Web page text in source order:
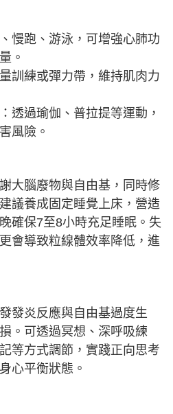
慢跑、游泳，可增強心肺功
。
訓練或彈力帶，維持肌肉力
透過瑜伽、普拉提等運動，
風險。
大腦廢物與自由基，同時修
議養成固定睡覺上床，營造
確保7至8小時充足睡眠。失
會導致粒線體效率降低，進
發炎反應與自由基過度生
。可透過冥想、深呼吸練
等方式調節，實踐正向思考
心平衡狀態。